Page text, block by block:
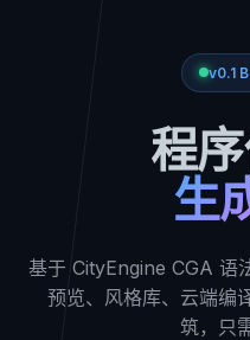
v0.1
程
生
基于 CityEngine CGA 语
预览、风格库、云端
筑，只